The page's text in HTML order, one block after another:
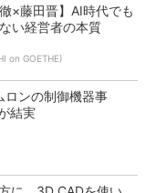
徹×藤田晋】AI時代でも
い経営者の本質
on GOETHE)
ロンの制御機器事
結実